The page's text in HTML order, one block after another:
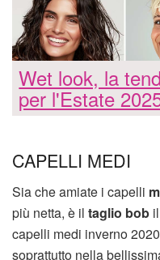
Wet look, la
per l'Estate
CAPELLI MEDI
Sia che amiate i capelli
più netta, è il taglio bob
capelli medi inverno
soprattutto nella